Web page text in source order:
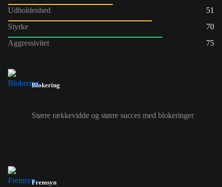
Udholdenhed
51
Styrke
70
Aggressivitet
75
Blokering
Større rækkevidde og større succes med blokeringer
Fremsyn